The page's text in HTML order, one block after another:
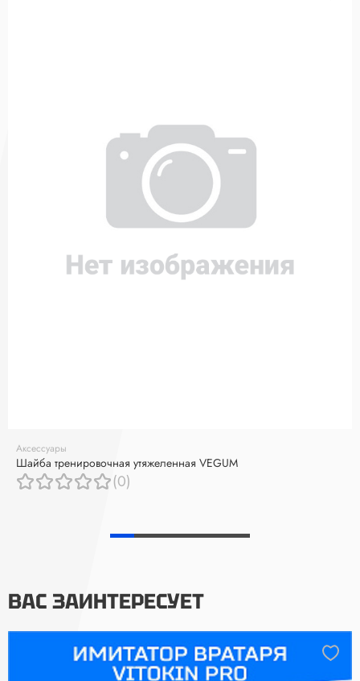
Аксессуары
Шайба тренировочная утяжеленная VEGUM
(0)
ВАС ЗАИНТЕРЕСУЕТ